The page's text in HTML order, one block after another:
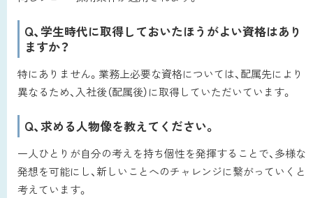
Q、学生時代に取得しておいたほうがよい資格はあり
ますか？
特にありません。業務上必要な資格については、配属先により
異なるため、入社後（配属後）に取得していただいています。
Q、求める人物像を教えてください。
一人ひとりが自分の考えを持ち個性を発揮することで、多様な
発想を可能にし、新しいことへのチャレンジに繋がっていくと
考えています。